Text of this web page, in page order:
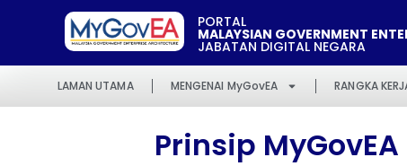
PORTAL
MALAYSIAN GOVERNMENT
JABATAN DIGITAL NEGARA
LAMAN UTAMA MENGENAI MyGovEA RANGKA
Prinsip MyGovEA